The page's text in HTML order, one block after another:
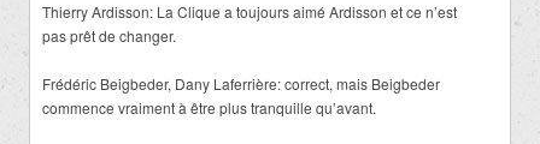
Thierry Ardisson: La Clique a toujours aimé Ardisson et ce n’est
pas prêt de changer.
Frédéric Beigbeder, Dany Laferrière: correct, mais Beigbeder
commence vraiment à être plus tranquille qu’avant.